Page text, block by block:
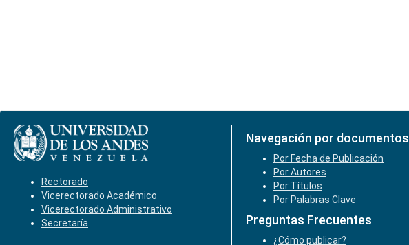
Rectorado
Vicerectorado Académico
Vicerectorado Administrativo
Secretaría
Navegación por documentos
Por Fecha de Publicación
Por Autores
Por Títulos
Por Palabras Clave
Preguntas Frecuentes
¿Cómo publicar?